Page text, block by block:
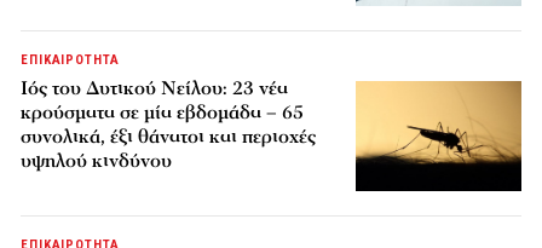
ΕΠΙΚΑΙΡΟΤΗΤΑ
Ιός του Δυτικού Νείλου: 23 νέα
κρούσματα σε μία εβδομάδα – 65
συνολικά, έξι θάνατοι και περιοχές
υψηλού κινδύνου